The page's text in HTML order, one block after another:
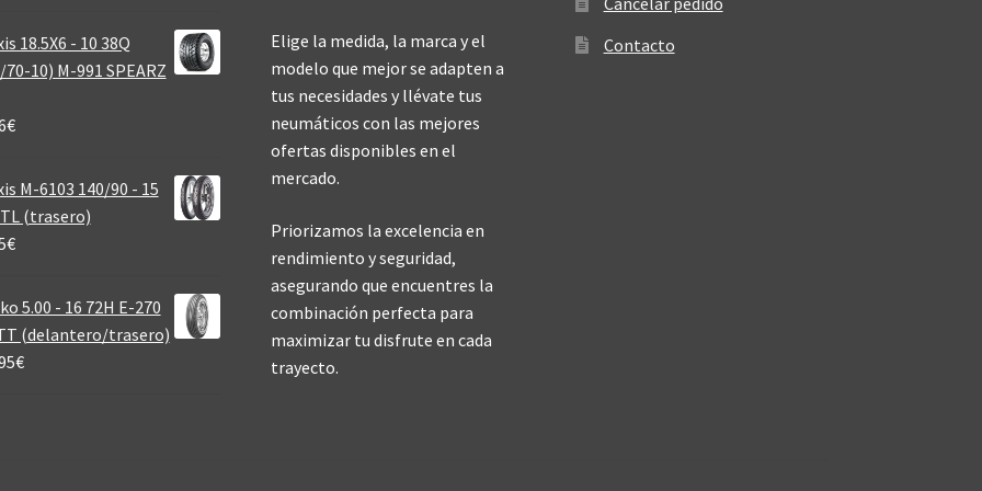
18.5X6 - 10 38Q
10) M-991 SPEARZ
€
M-6103 140/90 - 15
(trasero)
€
5.00 - 16 72H E-270
(delantero/trasero)
€
Elige la medida, la marca y el
modelo que mejor se adapten a
tus necesidades y llévate tus
neumáticos con las mejores
ofertas disponibles en el
mercado.
Priorizamos la excelencia en
rendimiento y seguridad,
asegurando que encuentres la
combinación perfecta para
maximizar tu disfrute en cada
trayecto.
Contacto